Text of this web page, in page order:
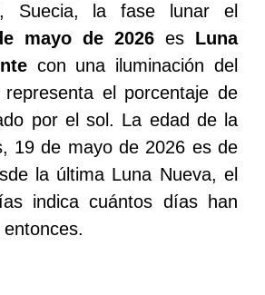
Suecia, la fase lunar el
mayo de 2026 es Luna
con una iluminación del
el porcentaje de
por el sol. La edad de la
19 de mayo de 2026 es de
la última Luna Nueva, el
indica cuántos días han